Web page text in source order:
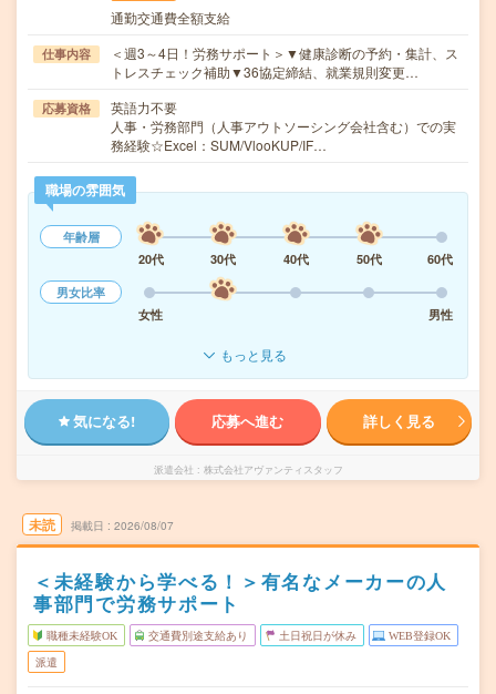
通勤交通費全額支給
仕事内容
＜週3～4日！労務サポート＞▼健康診断の予約・集計、ス
トレスチェック補助▼36協定締結、就業規則変更…
応募資格
英語力不要
人事・労務部門（人事アウトソーシング会社含む）での実
務経験☆Excel：SUM/VlooKUP/IF…
職場の雰囲気
年齢層
20代
30代 40代 50代
60代
男女比率
女性
男性
もっと見る
気になる! 応募へ進む 詳しく見る
派遣会社 株式会社アヴァンティスタッフ
未読 掲載日 2026/08/07
＜未経験から学べる！＞有名なメーカーの人
事部門で労務サポート
職種未経験OK 交通費別途支給あり 土日祝日が休み WEB登録OK
派遣